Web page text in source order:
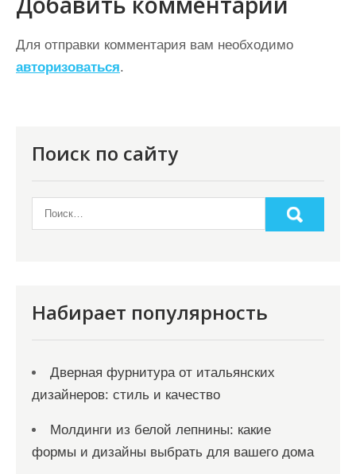
а
ц
и
м
Для отправки комментария вам необходимо
авторизоваться.
Поиск по сайту
Набирает популярность
Дверная фурнитура от итальянских
дизайнеров: стиль и качество
Молдинги из белой лепнины: какие
формы и дизайны выбрать для вашего дома